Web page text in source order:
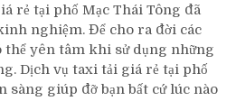
rẻ tại phố Mạc Thái Tông đã
nghiệm. Để cho ra đời các
thể yên tâm khi sử dụng những
Dịch vụ taxi tải giá rẻ tại phố
sàng giúp đỡ bạn bất cứ lúc nào